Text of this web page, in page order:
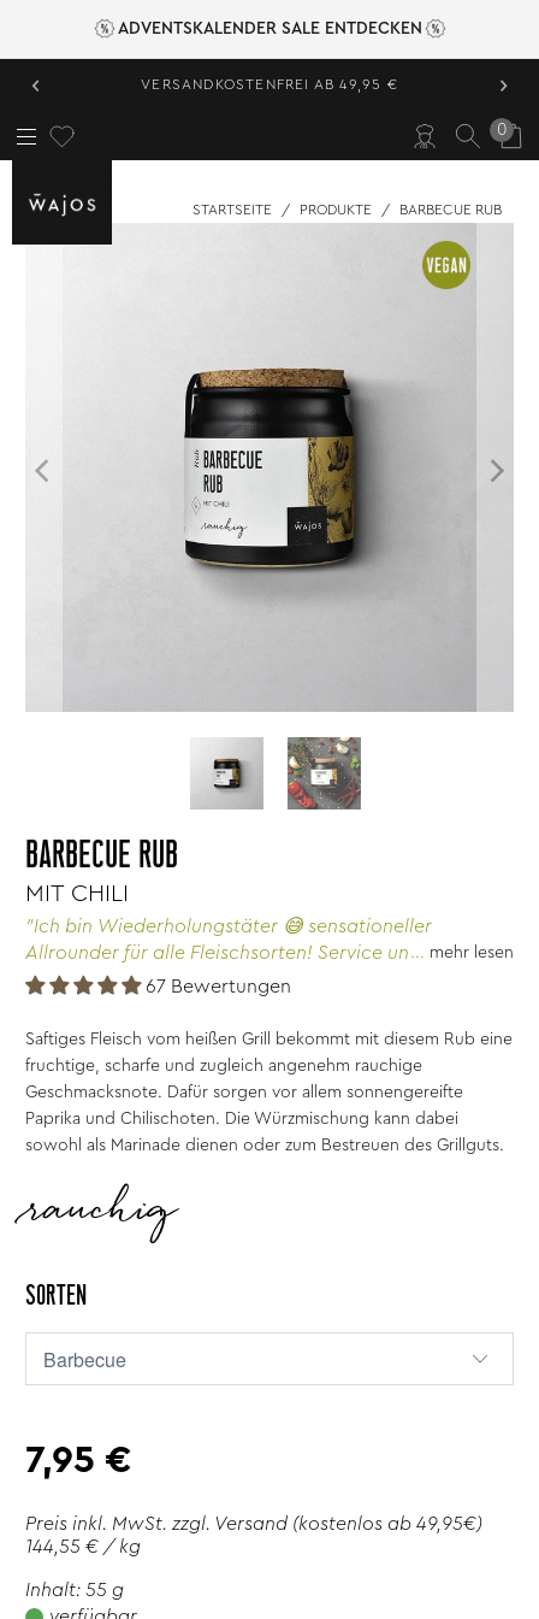
ADVENTSKALENDER SALE ENTDECKEN
‹ VERSANDKOSTENFREI AB 49,95 € ›
0
STARTSEITE / PRODUKTE / BARBECUE RUB
BARBECUE RUB
MIT CHILI
"Ich bin Wiederholungstäter 😅 sensationeller
Allrounder für alle Fleischsorten! Service und Lieferung
von Wajos superschnell und toll!"
mehr lesen
67 Bewertungen
Saftiges Fleisch vom heißen Grill bekommt mit diesem Rub eine
fruchtige, scharfe und zugleich angenehm rauchige
Geschmacksnote. Dafür sorgen vor allem sonnengereifte
Paprika und Chilischoten. Die Würzmischung kann dabei
sowohl als Marinade dienen oder zum Bestreuen des Grillguts.
rauchig
SORTEN
7,95 €
Preis inkl. MwSt. zzgl. Versand (kostenlos ab 49,95€)
144,55 € / kg
Inhalt: 55 g